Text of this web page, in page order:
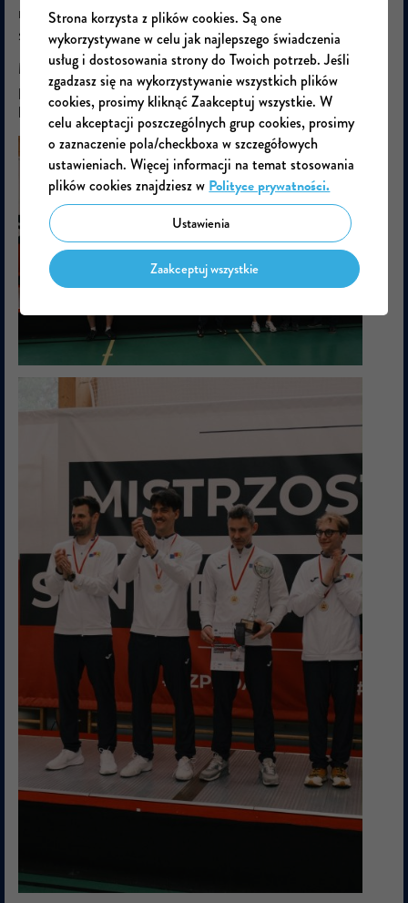
młodzieżą. Podobnie jak Leszek Rajski. Zatem w tej
szkole wiedzę możecie czerpać od najlepszych.
Mówią, że szermierka w SP 85 to trafiony wybór na
przyszłość. Zatem trenuj i spożywaj napój mistrzów
kampanii #PijKranówkę.
Strona korzysta z plików cookies. Są one
wykorzystywane w celu jak najlepszego świadczenia
usług i dostosowania strony do Twoich potrzeb. Jeśli
zgadzasz się na wykorzystywanie wszystkich plików
cookies, prosimy kliknąć Zaakceptuj wszystkie. W
celu akceptacji poszczególnych grup cookies, prosimy
o zaznaczenie pola/checkboxa w szczegółowych
ustawieniach. Więcej informacji na temat stosowania
plików cookies znajdziesz w Polityce prywatności.
Ustawienia
Zaakceptuj wszystkie